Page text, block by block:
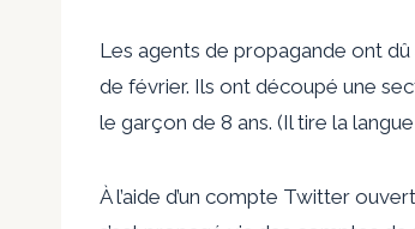
Les agents de propagande ont dû
de février. Ils ont découpé une
le garçon de 8 ans. (Il tire la
À l’aide d’un compte Twitter